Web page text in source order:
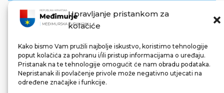
Upravljanje pristankom za
kolačiće
Kako bismo Vam pružili najbolje iskustvo, koristimo tehnologije
poput kolačića za pohranu i/ili pristup informacijama o uređaju.
Pristanak na te tehnologije omogućit će nam obradu podataka.
Nepristanak ili povlačenje privole može negativno utjecati na
određene značajke i funkcije.
REPUBLIKA HRVATSKA